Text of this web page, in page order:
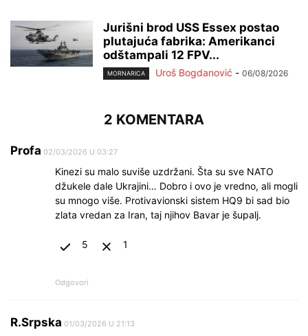
Jurišni brod USS Essex postao
plutajuća fabrika: Amerikanci
odštampali 12 FPV...
MORNARICA Uroš Bogdanović - 06/08/2026
2 KOMENTARA
Profa 02/03/2026 U 03:27
Kinezi su malo suviše uzdržani. Šta su sve NATO
džukele dale Ukrajini… Dobro i ovo je vredno, ali mogli
su mnogo više. Protivavionski sistem HQ9 bi sad bio
zlata vredan za Iran, taj njihov Bavar je šupalj.
5 1
Odgovori
R.Srpska 01/03/2026 U 21:13